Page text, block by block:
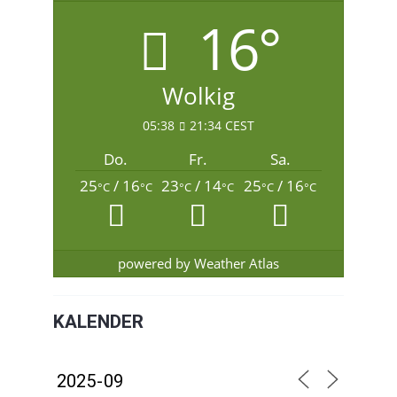
16°
Wolkig
05:38 21:34 CEST
Do. Fr.
Sa.
25°C/ 16°C 23°C / 14°C 25°C / 16°C
powered by Weather Atlas
KALENDER